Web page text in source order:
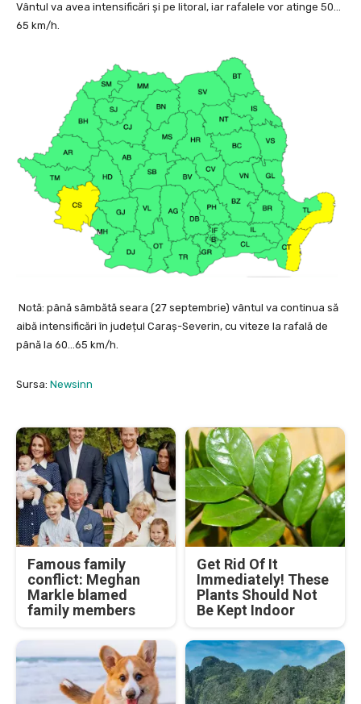
Vântul va avea intensificări și pe litoral, iar rafalele vor atinge 50…
65 km/h.
Notă: până sâmbătă seara (27 septembrie) vântul va continua să
aibă intensificări în județul Caraș-Severin, cu viteze la rafală de
până la 60…65 km/h.
Sursa: Newsinn
Famous family
conflict: Meghan
Markle blamed
family members
Get Rid Of It
Immediately! These
Plants Should Not
Be Kept Indoor